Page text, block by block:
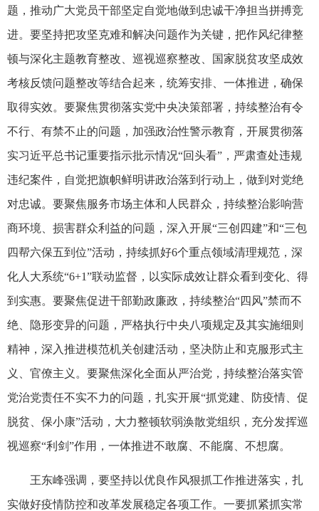
题，推动广大党员干部坚定自觉地做到忠诚干净担当拼搏竞
进。要坚持把攻坚克难和解决问题作为关键，把作风纪律整
顿与深化主题教育整改、巡视巡察整改、国家脱贫攻坚成效
考核反馈问题整改等结合起来，统筹安排、一体推进，确保
取得实效。要聚焦贯彻落实党中央决策部署，持续整治有令
不行、有禁不止的问题，加强政治性警示教育，开展贯彻落
实习近平总书记重要指示批示情况“回头看”，严肃查处违规
违纪案件，自觉把旗帜鲜明讲政治落到行动上，做到对党绝
对忠诚。要聚焦服务市场主体和人民群众，持续整治影响营
商环境、损害群众利益的问题，深入开展“三创四建”和“三包
四帮六保五到位”活动，持续抓好6个重点领域清理规范，深
化人大系统“6+1”联动监督，以实际成效让群众看到变化、得
到实惠。要聚焦促进干部勤政廉政，持续整治“四风”禁而不
绝、隐形变异的问题，严格执行中央八项规定及其实施细则
精神，深入推进模范机关创建活动，坚决防止和克服形式主
义、官僚主义。要聚焦深化全面从严治党，持续整治落实管
党治党责任不实不力的问题，扎实开展“抓党建、防疫情、促
脱贫、保小康”活动，大力整顿软弱涣散党组织，充分发挥巡
视巡察“利剑”作用，一体推进不敢腐、不能腐、不想腐。
王东峰强调，要坚持以优良作风狠抓工作推进落实，扎
实做好疫情防控和改革发展稳定各项工作。一要抓紧抓实常